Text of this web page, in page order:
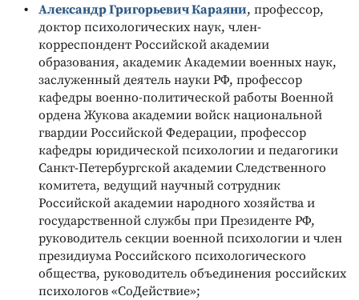
Александр Григорьевич Караяни, профессор,
доктор психологических наук, член-
корреспондент Российской академии
образования, академик Академии военных наук,
заслуженный деятель науки РФ, профессор
кафедры военно-политической работы Военной
ордена Жукова академии войск национальной
гвардии Российской Федерации, профессор
кафедры юридической психологии и педагогики
Санкт-Петербургской академии Следственного
комитета, ведущий научный сотрудник
Российской академии народного хозяйства и
государственной службы при Президенте РФ,
руководитель секции военной психологии и член
президиума Российского психологического
общества, руководитель объединения российских
психологов «СоДействие»;